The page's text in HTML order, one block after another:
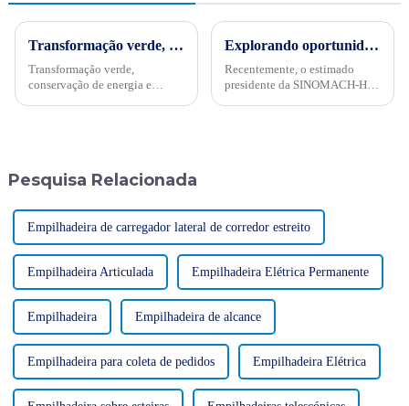
Transformação verde, conservação de energia e trabalho árduoPor ocasião da “34ª Semana Publicitária de Conservação de Energia” nacional de 2024, no dia 15 de maio, empresas internacionais realizaram projetos de energia
Transformação verde,
conservação de energia e
Explorando oportunidades no Sudeste Asiático
Recentemente, o estimado
presidente da SINOMACH-HI,
Pesquisa Relacionada
Empilhadeira de carregador lateral de corredor estreito
Empilhadeira Articulada Empilhadeira Elétrica Permanente
Empilhadeira Empilhadeira de alcance
Empilhadeira para coleta de pedidos Empilhadeira Elétrica